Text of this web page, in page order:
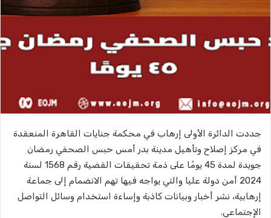
جددت الدائرة الأولى إرهاب في محكمة جنايات القاهرة المنعقدة
في مركز إصلاح وتأهيل مدينة بدر أمس حبس الصحفي رمضان
جويدة لمدة 45 يومًا على ذمة تحقيقات القضية رقم 1568 لسنة
2024 أمن دولة عليا والتي يواجه فيها تهم الانضمام إلى جماعة
إرهابية، نشر أخبار وبيانات كاذبة وإساءة استخدام وسائل التواصل
الإجتماعي.